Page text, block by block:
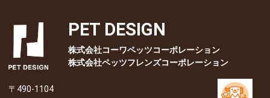
PET DESIGN
株式会社コーワペッツコーポレーション
株式会社ペッツフレンズコーポレーション
〒490-1104